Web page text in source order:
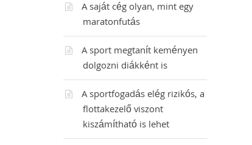
A saját cég olyan, mint egy
maratonfutás
A sport megtanít keményen
dolgozni diákként is
A sportfogadás elég rizikós, a
flottakezelő viszont
kiszámítható is lehet